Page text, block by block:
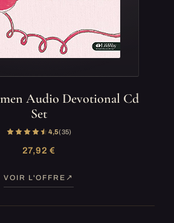
Audio Devotional Cd
Set
4,5(35)
27,92 €
VOIR L'OFFRE